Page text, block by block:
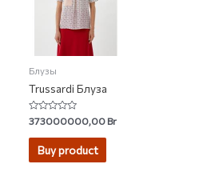
Блузы
Trussardi Блуза
Rated
0
out
373000000,00Br
Buy product